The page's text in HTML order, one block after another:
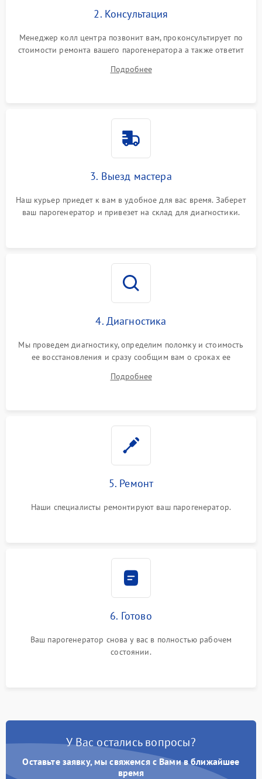
2. Консультация
Менеджер колл центра позвонит вам, проконсультирует по
стоимости ремонта вашего парогенератора а также ответит
Подробнее
3. Выезд мастера
Наш курьер приедет к вам в удобное для вас время. Заберет
ваш парогенератор и привезет на склад для диагностики.
4. Диагностика
Мы проведем диагностику, определим поломку и стоимость
ее восстановления и сразу сообщим вам о сроках ее
Подробнее
5. Ремонт
Наши специалисты ремонтируют ваш парогенератор.
6. Готово
Ваш парогенератор снова у вас в полностью рабочем
состоянии.
У Вас остались вопросы?
Оставьте заявку, мы свяжемся с Вами в ближайшее
время